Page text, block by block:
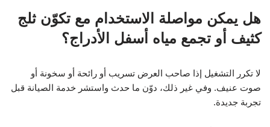
هل يمكن مواصلة الاستخدام مع تكوّن ثلج
كثيف أو تجمع مياه أسفل الأدراج؟
لا تكرر التشغيل إذا صاحب العرض تسريب أو رائحة أو سخونة أو
صوت عنيف. وفي غير ذلك، دوّن ما حدث واستشر خدمة الصيانة قبل
تجربة جديدة.